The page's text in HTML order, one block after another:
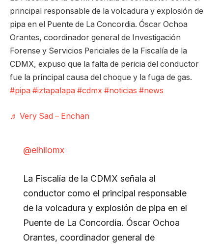
principal responsable de la volcadura y explosión de
pipa en el Puente de La Concordia. Óscar Ochoa
Orantes, coordinador general de Investigación
Forense y Servicios Periciales de la Fiscalía de la
CDMX, expuso que la falta de pericia del conductor
fue la principal causa del choque y la fuga de gas.
#pipa #iztapalapa #cdmx #noticias #news
♬ Very Sad – Enchan
@elhilomx
La Fiscalía de la CDMX señala al
conductor como el principal responsable
de la volcadura y explosión de pipa en el
Puente de La Concordia. Óscar Ochoa
Orantes, coordinador general de